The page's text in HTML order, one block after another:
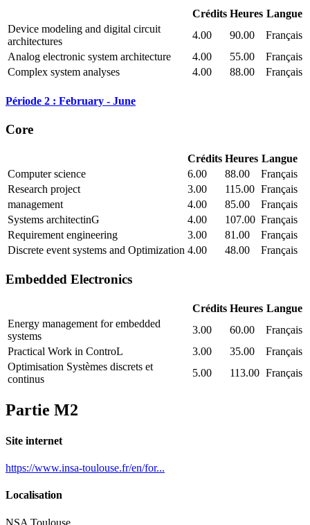
Crédits Heures Langue
Device modeling and digital circuit
architectures
4.00 90.00
Français
Analog electronic system architecture
4.00 55.00
Français
Complex system analyses
4.00 88.00 Français
Période 2 : February - June
Core
Crédits Heures Langue
Computer science
6.00 88.00
Français
Research project
3.00 115.00 Français
management
4.00 85.00
Français
Systems architectinG
4.00 107.00 Français
Requirement engineering
3.00 81.00
Français
Discrete event systems and Optimization 4.00 48.00 Français
Embedded Electronics
Crédits Heures Langue
Energy management for embedded
systems
3.00 60.00
Français
Practical Work in ControL
3.00 35.00
Français
Optimisation Systèmes discrets et
continus
5.00 113.00 Français
Partie M2
Site internet
https://www.insa-toulouse.fr/en/for...
Localisation
NSA Toulouse